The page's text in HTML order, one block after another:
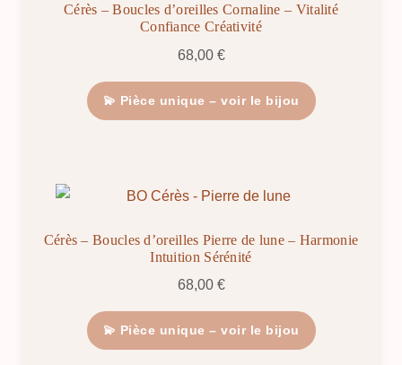
Cérès – Boucles d’oreilles Cornaline – Vitalité
Confiance Créativité
68,00 €
💫 Pièce unique – voir le bijou
Cérès – Boucles d’oreilles Pierre de lune – Harmonie
Intuition Sérénité
68,00 €
💫 Pièce unique – voir le bijou